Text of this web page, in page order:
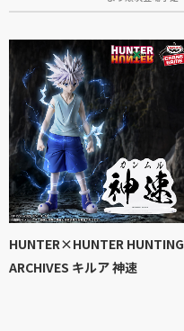
HUNTER×HUNTER HUNTING
ARCHIVES キルア 神速